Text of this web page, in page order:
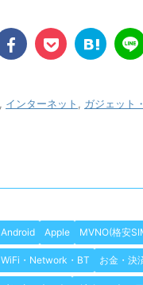
インターネット ガジェット
Android Apple MVNO(格安
WiFi・Network・BT お金・決